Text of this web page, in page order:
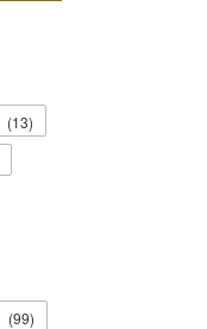
(13)
(99)